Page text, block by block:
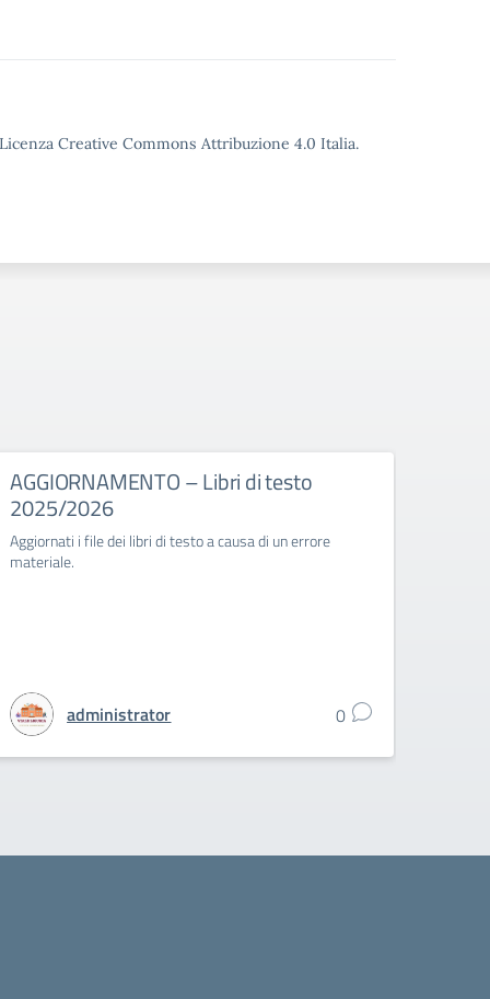
Creative Commons Attribuzione 4.0 Italia.
AGGIORNAMENTO – Libri di testo
2025/2026
Aggiornati i file dei libri di testo a causa di un errore
materiale.
administrator 0